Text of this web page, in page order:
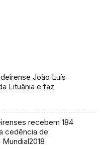
João Luís
Lituânia e faz
recebem 184
cedência de